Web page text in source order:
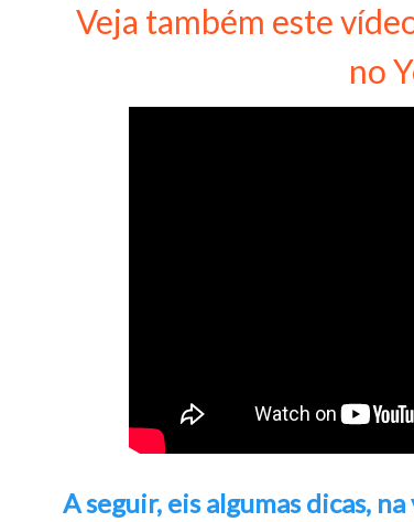
Veja também este
no
A seguir, eis algumas dicas,